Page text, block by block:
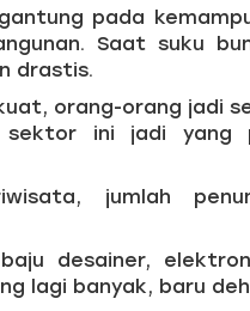
pada
Saat suku
drastis.
orang-orang jadi
sektor ini jadi yang
jumlah
desainer,
lagi banyak, baru